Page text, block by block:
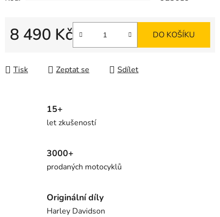
8 490 Kč DO KOŠÍKU
Tisk Zeptat se Sdílet
15+
let zkušeností
3000+
prodaných motocyklů
Originální díly
Harley Davidson